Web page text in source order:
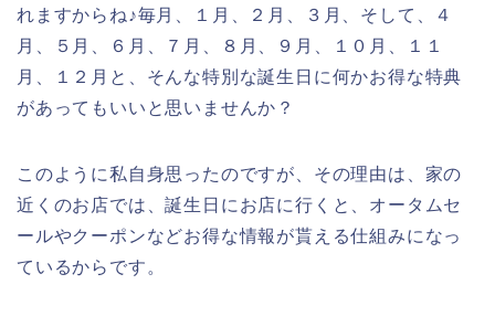
れますからね♪毎月、１月、２月、３月、そして、４
月、５月、６月、７月、８月、９月、１０月、１１
月、１２月と、そんな特別な誕生日に何かお得な特典
があってもいいと思いませんか？
このように私自身思ったのですが、その理由は、家の
近くのお店では、誕生日にお店に行くと、オータムセ
ールやクーポンなどお得な情報が貰える仕組みになっ
ているからです。